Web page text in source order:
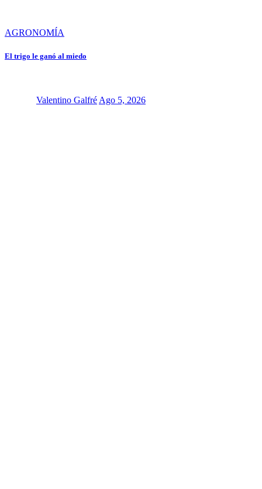
AGRONOMÍA
El trigo le ganó al miedo
Valentino Galfré Ago 5, 2026